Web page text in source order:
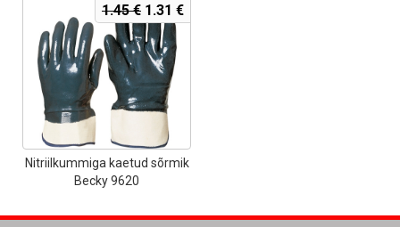
Nitriilkummiga kaetud sõrmik
Becky 9620
1.45€ Algne
hind
oli:
1.45 €.
1.31 €Current
price